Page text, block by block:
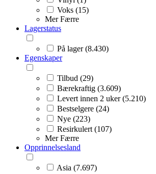
Voks (15)
Mer Færre
Lagerstatus
På lager (8.430)
Egenskaper
Tilbud (29)
Bærekraftig (3.609)
Levert innen 2 uker (5.210)
Bestselgere (24)
Nye (223)
Resirkulert (107)
Mer Færre
Opprinnelsesland
Asia (7.697)